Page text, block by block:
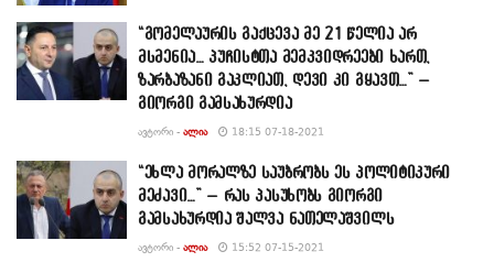
“გომელაურის გაქცევა მე 21 წელია არ
მსმენია… პუჩისტთა მემკვიდრეები ხართ,
ზარბაზანი გაკლიათ, დევი კი გყავთ…” –
გიორგი გამსახურდია
ᲐᲕᲢᲝᲠᲘ - ᲐᲚᲘᲐ 18:15 07-18-2021
“ეხლა მორალზე საუბრობს ეს პოლიტიკური
მეძავი…” – რას პასუხობს გიორგი
გამსახურდია შალვა ნათელაშვილს
ᲐᲕᲢᲝᲠᲘ - ᲐᲚᲘᲐ 15:52 07-15-2021